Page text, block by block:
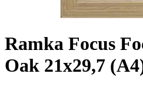
Ramka Focus
Oak 21x29,7